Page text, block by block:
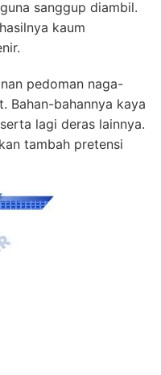
sanggup diambil.
kaum
pedoman naga-
Bahan-bahannya kaya
lagi deras lainnya.
tambah pretensi